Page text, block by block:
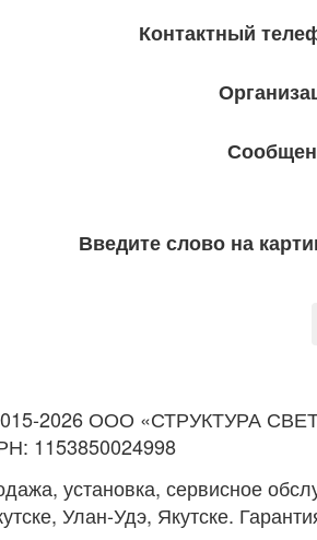
Контактный
Введите слово на
2026 ООО «СТРУКТУРА
1153850024998
установка, сервисное
Улан-Удэ, Якутске.